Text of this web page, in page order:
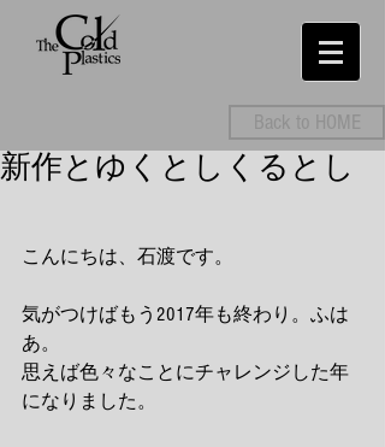
Back to HOME
新作とゆくとしくるとし
こんにちは、石渡です。
気がつけばもう2017年も終わり。ふは
あ。
思えば色々なことにチャレンジした年
になりました。